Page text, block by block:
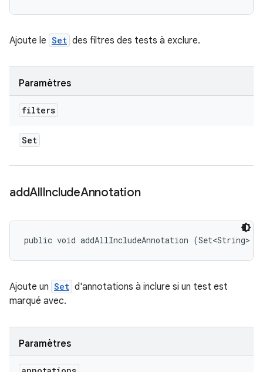
Ajoute le Set des filtres des tests à exclure.
Paramètres
filters
Set
addAllIncludeAnnotation
public void addAllIncludeAnnotation (Set<String>
Ajoute un Set d'annotations à inclure si un test est
marqué avec.
Paramètres